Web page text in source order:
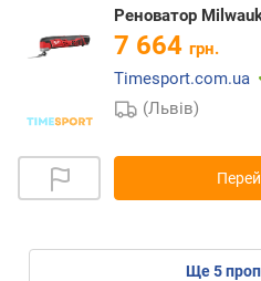
Реноватор
7 664 грн.
Timesport.com.ua
(Львів)
ще5